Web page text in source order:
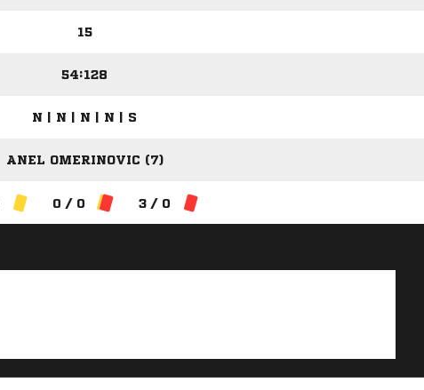
15
54:128
N | N | N | N | S
ANEL OMERINOVIC (7)
0 / 0 3 / 0